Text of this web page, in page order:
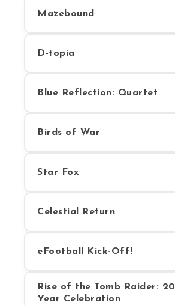
Mazebound
D-topia
Blue Reflection: Quartet
Birds of War
Star Fox
Celestial Return
eFootball Kick-Off!
Rise of the Tomb Raider: 20
Year Celebration